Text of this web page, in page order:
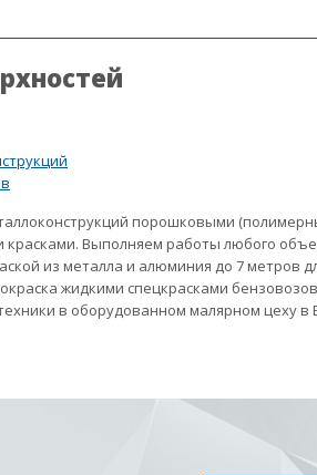
порошковыми
Выполняем работы любого
из металла и алюминия до 7 метров
жидкими спецкрасками
в оборудованном малярном цеху в